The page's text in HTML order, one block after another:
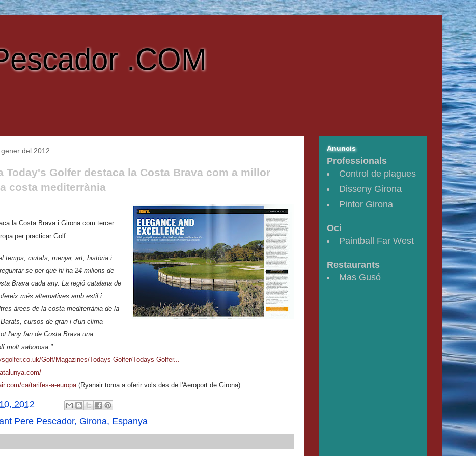
.COM
del 2012
Today's Golfer destaca la Costa Brava com a millor
costa mediterrània
la Costa Brava i Girona com tercer
per practicar Golf:
temps, ciutats, menjar, art, història i
se per què hi ha 24 milions de
Brava cada any. La regió catalana de
més alternatives amb estil i
àrees de la costa mediterrània de la
cursos de gran i d'un clima
l'any fan de Costa Brava una
molt saborosa."
Golf/Magazines/Todays-Golfer/Todays-Golfer...
ca/tarifes-a-europa (Ryanair torna a oferir vols des de l'Aeroport de Girona)
2012
Pere Pescador, Girona, Espanya
Anuncis
Professionals
Control de plagues
Disseny Girona
Pintor Girona
Oci
Paintball Far West
Restaurants
Mas Gusó